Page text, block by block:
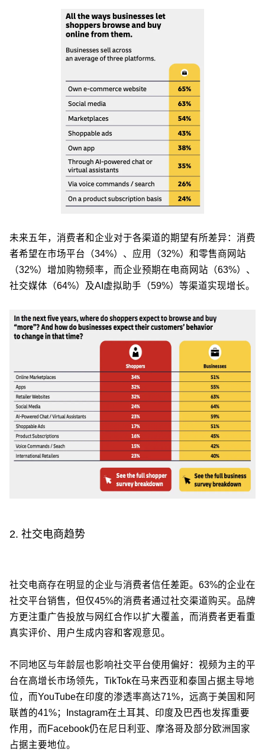
未来五年，消费者和企业对于各渠道的期望有所差异：消费
者希望在市场平台（34%）、应用（32%）和零售商网站
（32%）增加购物频率，而企业预期在电商网站（63%）、
社交媒体（64%）及AI虚拟助手（59%）等渠道实现增长。
2. 社交电商趋势
社交电商存在明显的企业与消费者信任差距。63%的企业在
社交平台销售，但仅45%的消费者通过社交渠道购买。品牌
方更注重广告投放与网红合作以扩大覆盖，而消费者更看重
真实评价、用户生成内容和客观意见。
不同地区与年龄层也影响社交平台使用偏好：视频为主的平
台在高增长市场领先，TikTok在马来西亚和泰国占据主导地
位，而YouTube在印度的渗透率高达71%，远高于美国和阿
联酋的41%；Instagram在土耳其、印度及巴西也发挥重要
作用，而Facebook仍在尼日利亚、摩洛哥及部分欧洲国家
占据主要地位。